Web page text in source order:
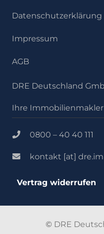
Datenschutzerklärung
Impressum
AGB
DRE Deutschland
Ihre
0800 – 40 40 111
kontakt [at]
Vertrag widerrufen
© DRE